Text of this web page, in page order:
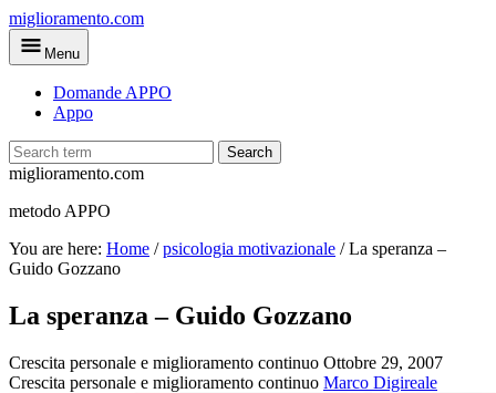
Skip
to
main
miglioramento.com
Menu
Domande APPO
Appo
Search
miglioramento.com
metodo APPO
You are here: Home /psicologia motivazionale /La speranza –
Guido Gozzano
La speranza – Guido Gozzano
Crescita personale e miglioramento continuo Ottobre 29, 2007
Crescita personale e miglioramento continuo Marco Digireale